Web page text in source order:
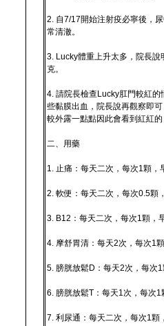
2. 自7/17開始注射疫必寧後，
常清澈。
3. Lucky體重上升太多，院長
克。
4. 請院長檢查Lucky肛門較紅
些黏膜出血，院長說再觀察即
較外露一點點因此會看到紅紅的
二、用藥
1. 止痛：每天二次，每次1顆，
2. 軟便：每天二次，每次0.5顆
3. B12：每天二次，每次1顆，早
4. 摩舒胃清：每天2次，每次1顆
5. 膀胱放鬆D：每天2次，每次1
6. 膀胱放鬆T：每天1次，每次1
7. 利尿通：每天二次，每次1顆